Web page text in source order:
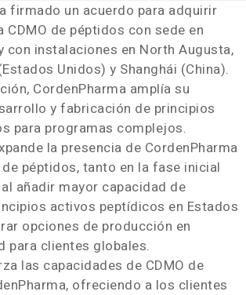
firmado un acuerdo para adquirir
CDMO de péptidos con sede en
con instalaciones en North Augusta,
Unidos) y Shanghái (China).
CordenPharma amplía su
y fabricación de principios
para programas complejos.
la presencia de CordenPharma
péptidos, tanto en la fase inicial
añadir mayor capacidad de
activos peptídicos en Estados
opciones de producción en
para clientes globales.
las capacidades de CDMO de
ofreciendo a los clientes